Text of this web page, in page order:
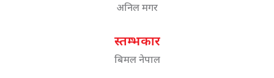
अनिल मगर
स्तम्भकार
बिमल नेपाल